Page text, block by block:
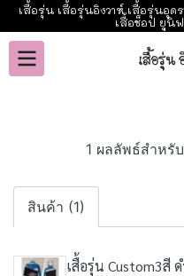
เสื้อรุ่น เสื้อรุ่นอิงวาห์ เสื้อรุ่นอุ
เสื้อช็อป ยูนิ
1 ผลลัพธ์สำหรั
สินค้า (1)
เสื้อรุ่น Custom3สี